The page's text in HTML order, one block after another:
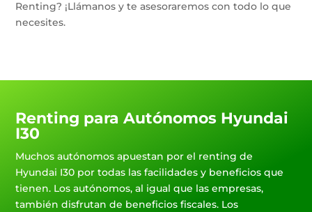
Renting? ¡Llámanos y te asesoraremos con todo lo que
necesites.
Renting para Autónomos Hyundai
I30
Muchos autónomos apuestan por el renting de
Hyundai I30 por todas las facilidades y beneficios que
tienen. Los autónomos, al igual que las empresas,
también disfrutan de beneficios fiscales. Los